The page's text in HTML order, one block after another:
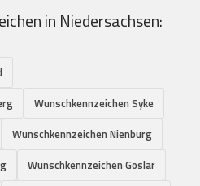
in Niedersachsen:
Wunschkennzeichen Syke
Wunschkennzeichen Nienburg
Wunschkennzeichen Goslar